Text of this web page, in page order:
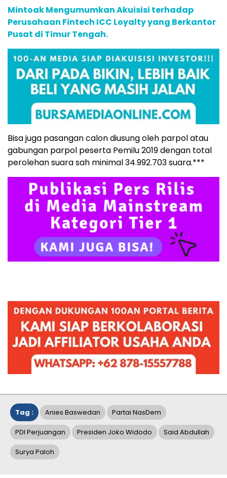
Mintoak Mengumumkan Akuisisi terhadap
Perusahaan Fintech ICC Loyalty yang Berkantor
Pusat di Timur Tengah.
Bisa juga pasangan calon diusung oleh parpol atau
gabungan parpol peserta Pemilu 2019 dengan total
perolehan suara sah minimal 34.992.703 suara.***
Tag : Anies Baswedan Partai NasDem
PDI Perjuangan Presiden Joko Widodo Said Abdullah
Surya Paloh